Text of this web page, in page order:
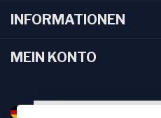
INFORMATIONEN
MEIN KONTO